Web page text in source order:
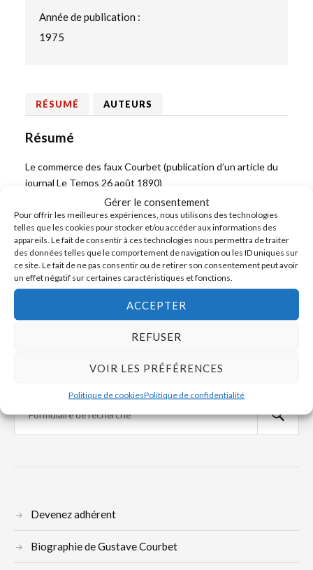
Gérer le consentement
Pour offrir les meilleures expériences, nous utilisons des technologies
telles que les cookies pour stocker et/ou accéder aux informations des
appareils. Le fait de consentir à ces technologies nous permettra de traiter
des données telles que le comportement de navigation ou les ID uniques sur
ce site. Le fait de ne pas consentir ou de retirer son consentement peut avoir
un effet négatif sur certaines caractéristiques et fonctions.
ACCEPTER
REFUSER
VOIR LES PRÉFÉRENCES
Politique de cookiesPolitique de confidentialité
Année de publication :
1975
RÉSUMÉ AUTEURS
Résumé
Le commerce des faux Courbet (publication d’un article du
journal Le Temps 26 août 1890)
PRÉCÉDENT
BAGC n°53
Devenez adhérent
Biographie de Gustave Courbet